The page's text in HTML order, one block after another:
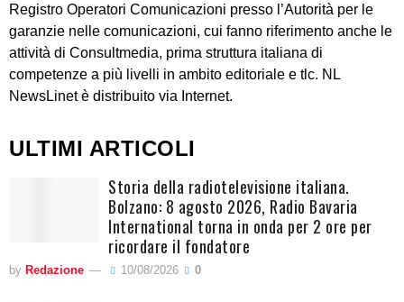
Registro Operatori Comunicazioni presso l’Autorità per le
garanzie nelle comunicazioni, cui fanno riferimento anche le
attività di Consultmedia, prima struttura italiana di
competenze a più livelli in ambito editoriale e tlc. NL
NewsLinet è distribuito via Internet.
ULTIMI ARTICOLI
Storia della radiotelevisione italiana.
Bolzano: 8 agosto 2026, Radio Bavaria
International torna in onda per 2 ore per
ricordare il fondatore
by Redazione 10/08/2026 0